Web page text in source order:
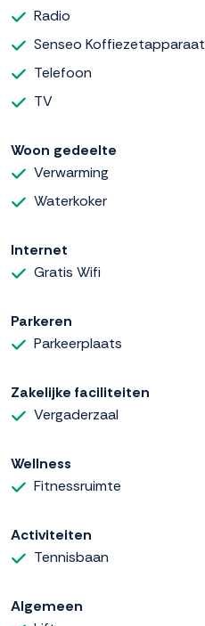
Radio
Senseo Koffiezetapparaat
Telefoon
TV
Woon gedeelte
Verwarming
Waterkoker
Internet
Gratis Wifi
Parkeren
Parkeerplaats
Zakelijke faciliteiten
Vergaderzaal
Wellness
Fitnessruimte
Activiteiten
Tennisbaan
Algemeen